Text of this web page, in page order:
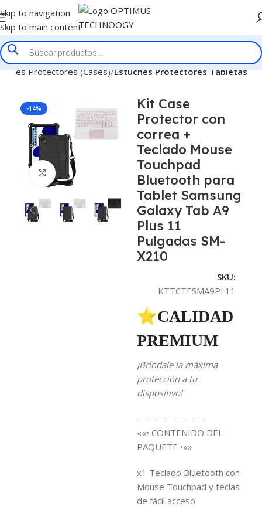
Skip to navigation
Skip to main content
Protectores (Cases) Estuches Protectores Tabletas
-14%
Click to enlarge
Kit Case
Protector con
correa +
Teclado Mouse
Touchpad
Bluetooth para
Tablet Samsung
Galaxy Tab A9
Plus 11
Pulgadas SM-
X210
SKU:
KTTCTESMA9PL11
⭐CALIDAD
PREMIUM
¡Bríndale la máxima
protección a tu
dispositivo!
———————-
««• CONTENIDO DEL
PAQUETE •»»
x1 Teclado Bluetooth con
Mouse Touchpad y teclas
de fácil acceso